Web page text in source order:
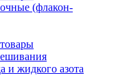
(флакон-
и жидкого азота